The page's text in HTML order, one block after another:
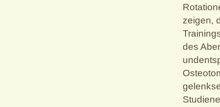
zeigen,
des